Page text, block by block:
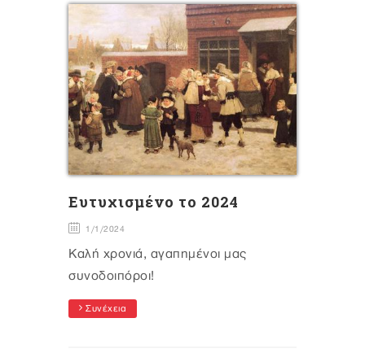
Eυτυχισμένο το 2024
1/1/2024
Καλή χρονιά, αγαπημένοι μας
συνοδοιπόροι!
Συνέχεια